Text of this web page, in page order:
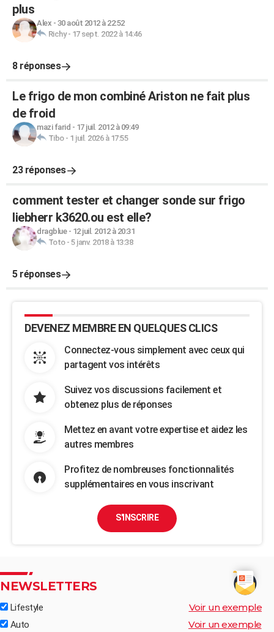
plus
Alex - 30 août 2012 à 22:52
Richy- 17 sept. 2022 à 14:46
8 réponses
Le frigo de mon combiné Ariston ne fait plus
de froid
mazi farid - 17 juil. 2012 à 09:49
Tibo- 1 juil. 2026 à 17:55
23 réponses
comment tester et changer sonde sur frigo
liebherr k3620.ou est elle?
dragblue- 12 juil. 2012 à 20:31
Toto- 5 janv. 2018 à 13:38
5 réponses
DEVENEZ MEMBRE EN QUELQUES CLICS
Connectez-vous simplement avec ceux qui
partagent vos intérêts
Suivez vos discussions facilement et
obtenez plus de réponses
Mettez en avant votre expertise et aidez les
autres membres
Profitez de nombreuses fonctionnalités
supplémentaires en vous inscrivant
S'INSCRIRE
NEWSLETTERS
Lifestyle Voir un exemple
Auto Voir un exemple